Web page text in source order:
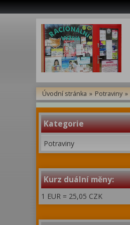
Úvodní stránka » Potraviny »
Kategorie
Potraviny
Kurz duální měny:
1 EUR = 25,05 CZK